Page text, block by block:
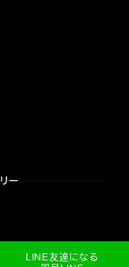
ー
LINE友達になる